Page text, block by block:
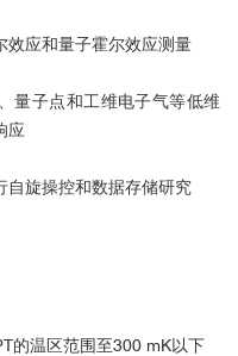
效应和量子霍尔效应测量
量子点和工维电子气等低维
应
自旋操控和数据存储研究
的温区范围至300 mK以下